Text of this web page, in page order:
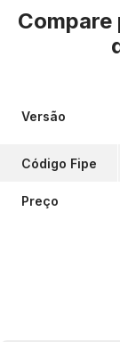
Versão
Código Fipe
Preço